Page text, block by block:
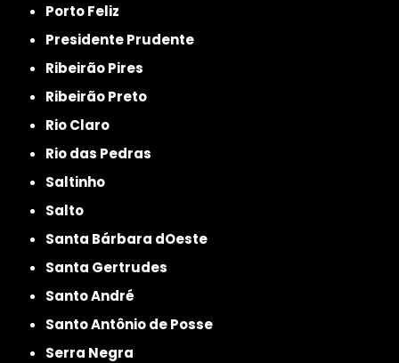
Porto Feliz
Presidente Prudente
Ribeirão Pires
Ribeirão Preto
Rio Claro
Rio das Pedras
Saltinho
Salto
Santa Bárbara dOeste
Santa Gertrudes
Santo André
Santo Antônio de Posse
Serra Negra